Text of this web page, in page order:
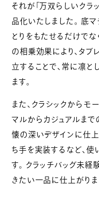
それが「万双らしいクラ
品化いたしました。 底
とりをもたせるだけでな
の相乗効果により、タブ
立することで、常に凛
ます。
また、クラシックからモ
マルからカジュアルま
懐の深いデザインに仕
ち手を実装するなど、使
す。 クラッチバッグ未
きたい一品に仕上がりま